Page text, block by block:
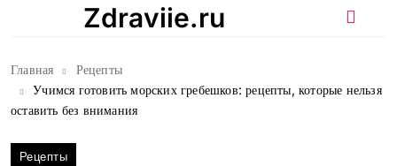
Zdraviie.ru
Главная
Рецепты
Учимся готовить морских гребешков: рецепты, которые нельзя
оставить без внимания
Рецепты